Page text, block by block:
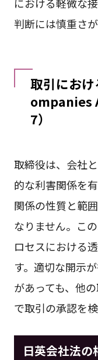
判断には慎重さ
取引にお
ompanies
7）
取締役は、会社
的な利害関係を
関係の性質と範
なりません。こ
ロセスにおける
す。適切な開示
があっても、他
で取引の承認を
日英会社法の